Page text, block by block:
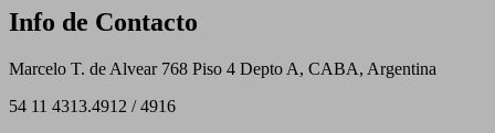
Info de Contacto
Marcelo T. de Alvear 768 Piso 4 Depto A, CABA, Argentina
54 11 4313.4912 / 4916